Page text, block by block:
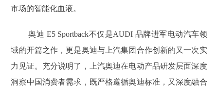
市场的智能化血液。
奥迪 E5 Sportback不仅是AUDI 品牌进军电动汽车领
域的开篇之作，更是奥迪与上汽集团合作创新的又一次实
力见证。充分说明了，上汽奥迪在电动产品研发层面深度
洞察中国消费者需求，既严格遵循奥迪标准，又深度融合